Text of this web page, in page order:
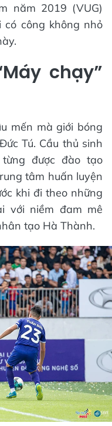
năm 2019 (VUG)
có công không nhỏ
chạy”
mến mà giới bóng
Tú. Cầu thủ sinh
được đào tạo
tâm huấn luyện
khi đi theo những
với niềm đam mê
tạo Hà Thành.